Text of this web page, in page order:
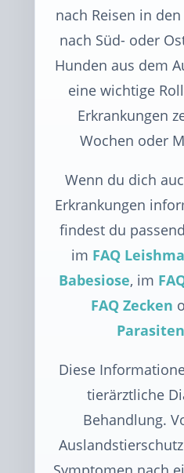
nach Reisen in
nach Süd- oder
Hunden aus dem
eine wichtige
Erkrankungen
Wochen oder
Wenn du dich
Erkrankungen
findest du
im FAQ
Babesiose, im
FAQ Zecken
Diese
tierärztliche
Behandlung.